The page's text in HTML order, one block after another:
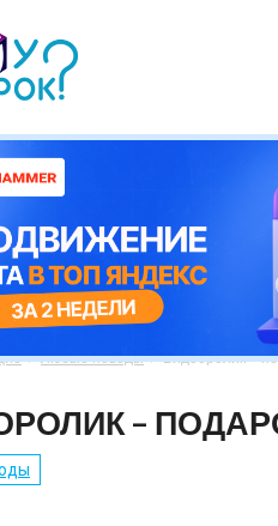
 Любые поводы  Видеоролик –
–